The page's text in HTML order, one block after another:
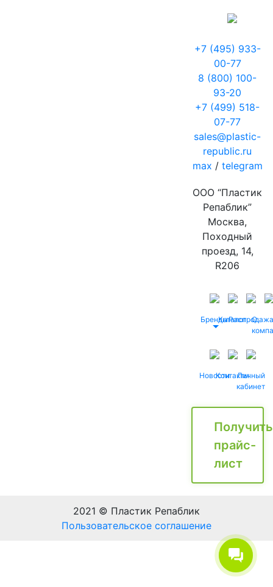
+7 (495) 933-
00-77
8 (800) 100-
93-20
+7 (499) 518-
07-77
sales@plastic-
republic.ru
max / telegram
ООО “Пластик
Репаблик”
Москва,
Походный
проезд, 14,
R206
БрендыКаталог
Распродажа
О
НовостиКонтактыЛичный
кабинет
Получить
прайс-
лист
2021 © Пластик Репаблик
Пользовательское соглашение